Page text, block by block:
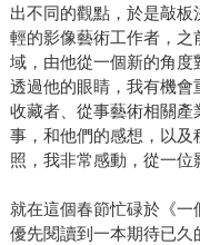
出不同的觀點，於是敲
輕的影像藝術工作者，
域，由他從一個新的角度
透過他的眼睛，我有機
收藏者、從事藝術相關
事，和他們的感想，以
照，我非常感動，從一位
就在這個春節忙碌於《
優先閱讀到一本期待已